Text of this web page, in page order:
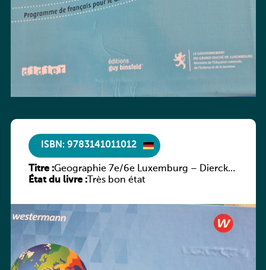
ISBN: 9783141011012
Titre :Geographie 7e/6e Luxemburg – Diercke
Praxis
État du livre :Très bon état